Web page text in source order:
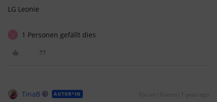
LG Leonie
1 Personen gefällt dies
TinaB AUTOR*IN Forum|Forum|1 year ago